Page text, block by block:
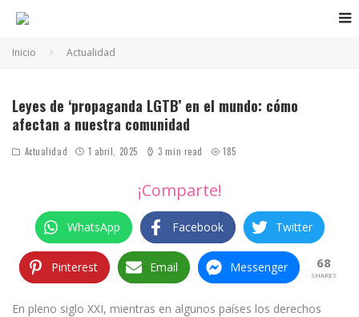
Inicio Actualidad
Leyes de ‘propaganda LGTB’ en el mundo: cómo
afectan a nuestra comunidad
Actualidad 1 abril, 2025 3 min read 185
¡Comparte!
WhatsApp Facebook Twitter
Pinterest Email Messenger 68
SHARES
En pleno siglo XXI, mientras en algunos países los derechos